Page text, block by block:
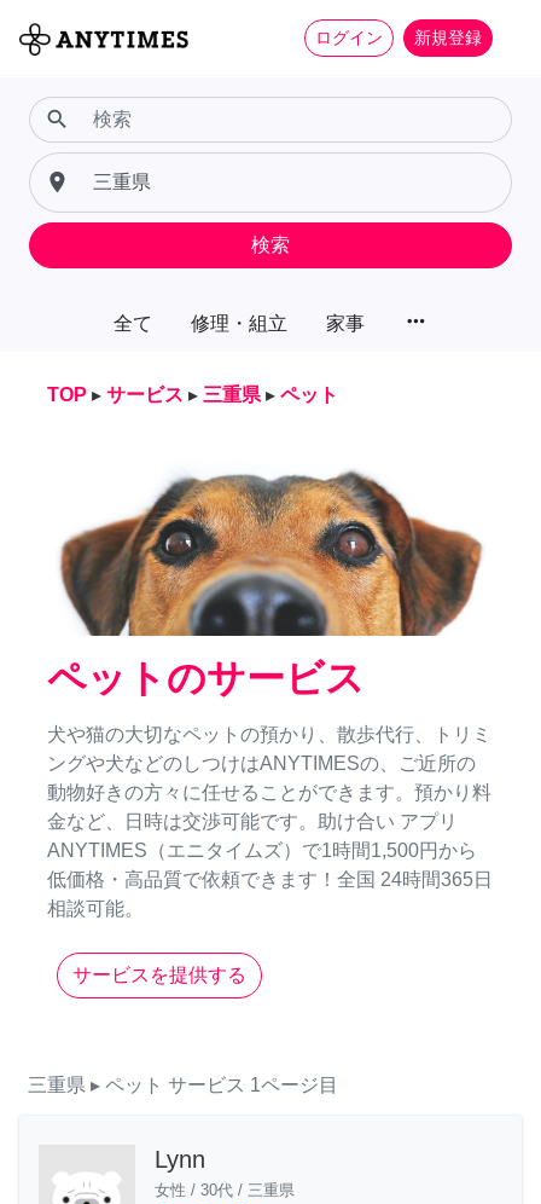
ログイン 新規登録
全て 修理・組立 家事 more_horiz
search
place
検索
TOP ▸ サービス ▸ 三重県 ▸ ペット
ペットのサービス
犬や猫の大切なペットの預かり、散歩代行、トリミ
ングや犬などのしつけはANYTIMESの、ご近所の
動物好きの方々に任せることができます。預かり料
金など、日時は交渉可能です。助け合い アプリ
ANYTIMES（エニタイムズ）で1時間1,500円から
低価格・高品質で依頼できます！全国 24時間365日
相談可能。
サービスを提供する
三重県 ▸ ペット サービス 1ページ目
Lynn
女性 / 30代 / 三重県